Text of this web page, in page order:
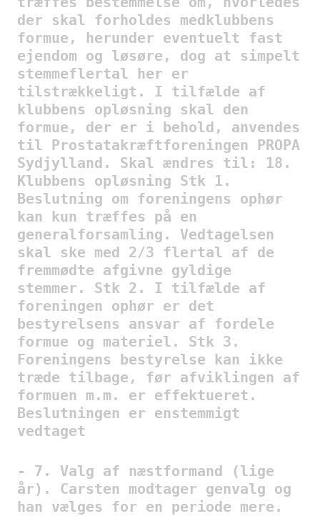
der skal forholdes medklubbens
formue, herunder eventuelt fast
ejendom og løsøre, dog at simpelt
stemmeflertal her er
tilstrækkeligt. I tilfælde af
klubbens opløsning skal den
formue, der er i behold, anvendes
til Prostatakræftforeningen PROPA
Sydjylland. Skal ændres til: 18.
Klubbens opløsning Stk 1.
Beslutning om foreningens ophør
kan kun træffes på en
generalforsamling. Vedtagelsen
skal ske med 2/3 flertal af de
fremmødte afgivne gyldige
stemmer. Stk 2. I tilfælde af
foreningen ophør er det
bestyrelsens ansvar af fordele
formue og materiel. Stk 3.
Foreningens bestyrelse kan ikke
træde tilbage, før afviklingen af
formuen m.m. er effektueret.
Beslutningen er enstemmigt
vedtaget
- 7. Valg af næstformand (lige
år). Carsten modtager genvalg og
han vælges for en periode mere.